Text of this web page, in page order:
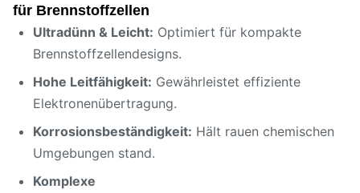
für Brennstoffzellen
Ultradünn & Leicht: Optimiert für kompakte
Brennstoffzellendesigns.
Hohe Leitfähigkeit: Gewährleistet effiziente
Elektronenübertragung.
Korrosionsbeständigkeit: Hält rauen chemischen
Umgebungen stand.
Komplexe